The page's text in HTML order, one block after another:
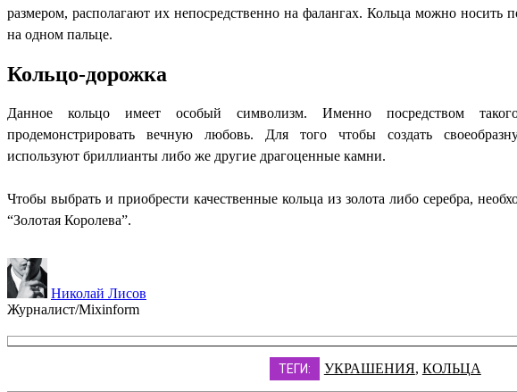
размером, располагают их непосредственно на фалангах. Кольца можно носить
на одном пальце.
Кольцо-дорожка
Данное кольцо имеет особый символизм. Именно посредством
продемонстрировать вечную любовь. Для того чтобы создать
используют бриллианты либо же другие драгоценные камни.
Чтобы выбрать и приобрести качественные кольца из золота либо серебра,
“Золотая Королева”.
Николай Лисов
Журналист/Mixinform
ТЕГИ: УКРАШЕНИЯ, КОЛЬЦА